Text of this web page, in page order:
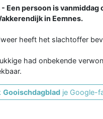
- Een persoon is
in Eemnes.
heeft het slachtoffer
had onbekende
Gooischdagblad je Google-